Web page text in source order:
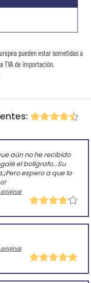
aún no he recibido
el bolígrafo...Su
espero a que lo
en entrega estándar
pueden estar sometidas a
TVA de importación.